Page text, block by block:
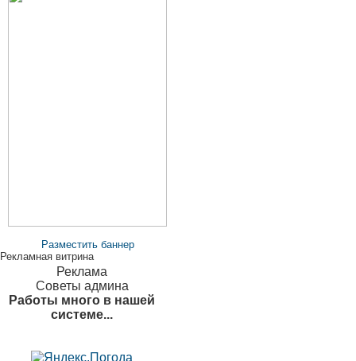
Разместить баннер
Рекламная витрина
Реклама
Советы админа
Работы много в нашей
системе...